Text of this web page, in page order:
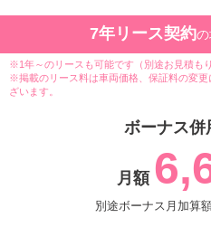
7年リース契約
※1年～のリースも可能です（別途お見積もり
※掲載のリース料は車両価格、保証料の変
ざいます。
ボーナス併
月額
別途ボーナス月加算